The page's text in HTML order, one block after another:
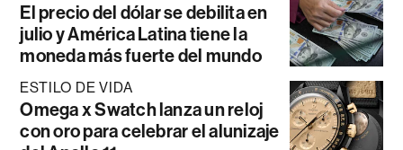
El precio del dólar se debilita en
julio y América Latina tiene la
moneda más fuerte del mundo
ESTILO DE VIDA
Omega x Swatch lanza un reloj
con oro para celebrar el alunizaje